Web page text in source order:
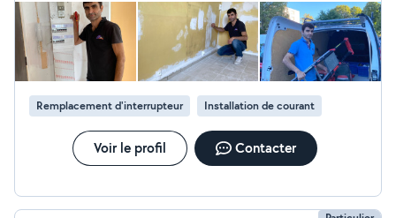
recommandons.
Remplacement d'interrupteur Installation de courant
Voir le profil Contacter